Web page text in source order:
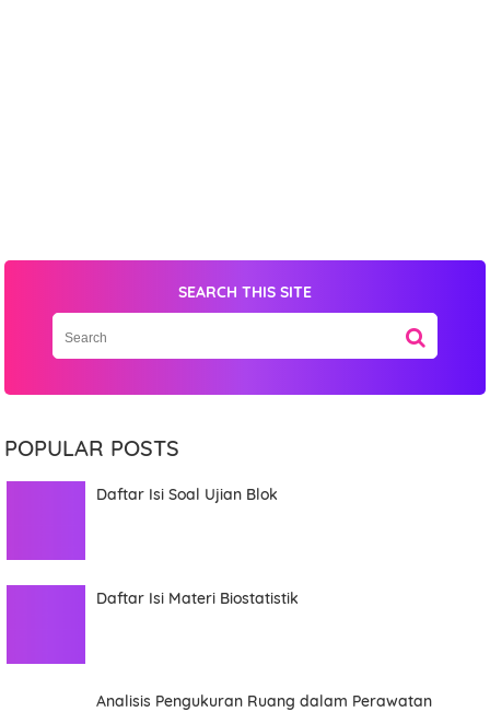
SEARCH THIS SITE
POPULAR POSTS
Daftar Isi Soal Ujian Blok
Daftar Isi Materi Biostatistik
Analisis Pengukuran Ruang dalam Perawatan